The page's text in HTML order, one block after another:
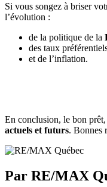
Si vous songez à briser
l’évolution :
de la politique de la
des taux
et de l’inflation.
En conclusion, le bon
actuels et futurs. Bonnes
Par RE/MAX